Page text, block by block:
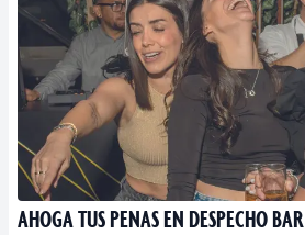
AHOGA TUS PENAS EN DESPECHO BAR